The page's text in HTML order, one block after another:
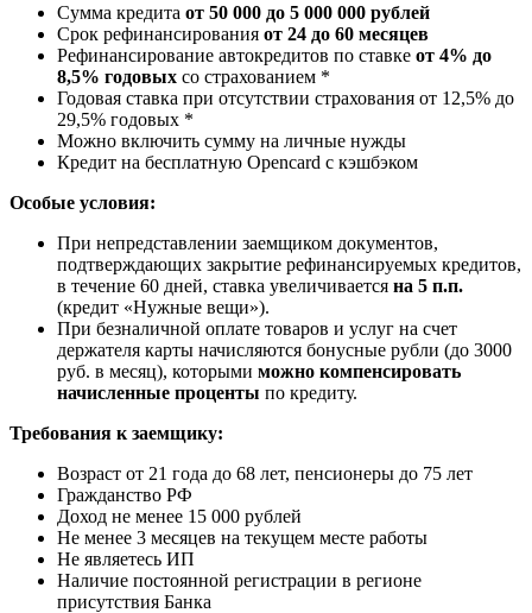
Сумма кредита от 50 000 до 5 000 000 рублей
Срок рефинансирования от 24 до 60 месяцев
Рефинансирование автокредитов по ставке от 4% до
8,5% годовых со страхованием *
Годовая ставка при отсутствии страхования от 12,5% до
29,5% годовых *
Можно включить сумму на личные нужды
Кредит на бесплатную Opencard с кэшбэком
Особые условия:
При непредставлении заемщиком документов,
подтверждающих закрытие рефинансируемых кредитов,
в течение 60 дней, ставка увеличивается на 5 п.п.
(кредит «Нужные вещи»).
При безналичной оплате товаров и услуг на счет
держателя карты начисляются бонусные рубли (до 3000
руб. в месяц), которыми можно компенсировать
начисленные проценты по кредиту.
Требования к заемщику:
Возраст от 21 года до 68 лет, пенсионеры до 75 лет
Гражданство РФ
Доход не менее 15 000 рублей
Не менее 3 месяцев на текущем месте работы
Не являетесь ИП
Наличие постоянной регистрации в регионе
присутствия Банка